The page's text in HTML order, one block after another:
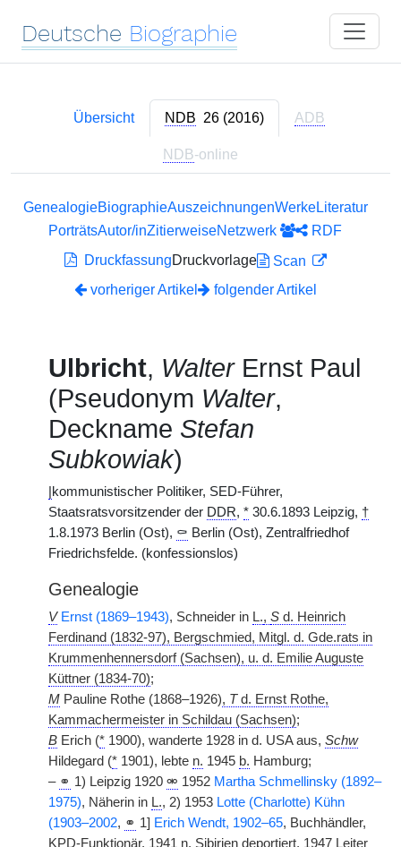
Deutsche Biographie
Übersicht NDB 26 (2016) ADB
NDB-online
GenealogieBiographieAuszeichnungenWerkeLiteratur
PorträtsAutor/inZitierweiseNetzwerk
RDF
DruckfassungDruckvorlage
Scan
vorheriger Artikel
folgender Artikel
Ulbricht, WalterErnst Paul
(Pseudonym Walter,
Deckname Stefan
Subkowiak)
kommunistischer Politiker, SED-Führer,
Staatsratsvorsitzender der DDR, * 30.6.1893 Leipzig, †
1.8.1973 Berlin (Ost), ⚰ Berlin (Ost), Zentralfriedhof
Friedrichsfelde. (konfessionslos)
Genealogie
V Ernst (1869–1943), Schneider in L., S d. Heinrich
Ferdinand (1832-97), Bergschmied, Mitgl. d. Gde.rats in
Krummenhennersdorf (Sachsen), u. d. Emilie Auguste
Küttner (1834-70);
M Pauline Rothe (1868–1926), Td. Ernst Rothe,
Kammachermeister in Schildau (Sachsen);
B Erich (* 1900), wanderte 1928 in d. USA aus, Schw
Hildegard (* 1901), lebte n. 1945 b. Hamburg;
– ⚭ 1) Leipzig 1920 ⚮ 1952 Martha Schmellinsky (1892–
1975), Näherin in L., 2) 1953 Lotte (Charlotte) Kühn
(1903–2002, ⚭ 1] Erich Wendt, 1902–65, Buchhändler,
KPD-Funktionär, 1941 n. Sibirien deportiert, 1947 Leiter